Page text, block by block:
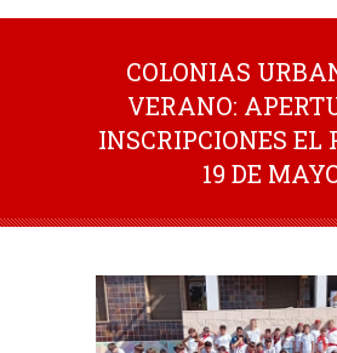
COLONIAS
VERANO:
INSCRIPCIONES EL
19 DE